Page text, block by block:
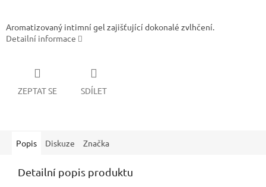
Aromatizovaný intimní gel zajišťující dokonalé zvlhčení.
Detailní informace
ZEPTAT SE SDÍLET
Popis Diskuze Značka
Detailní popis produktu